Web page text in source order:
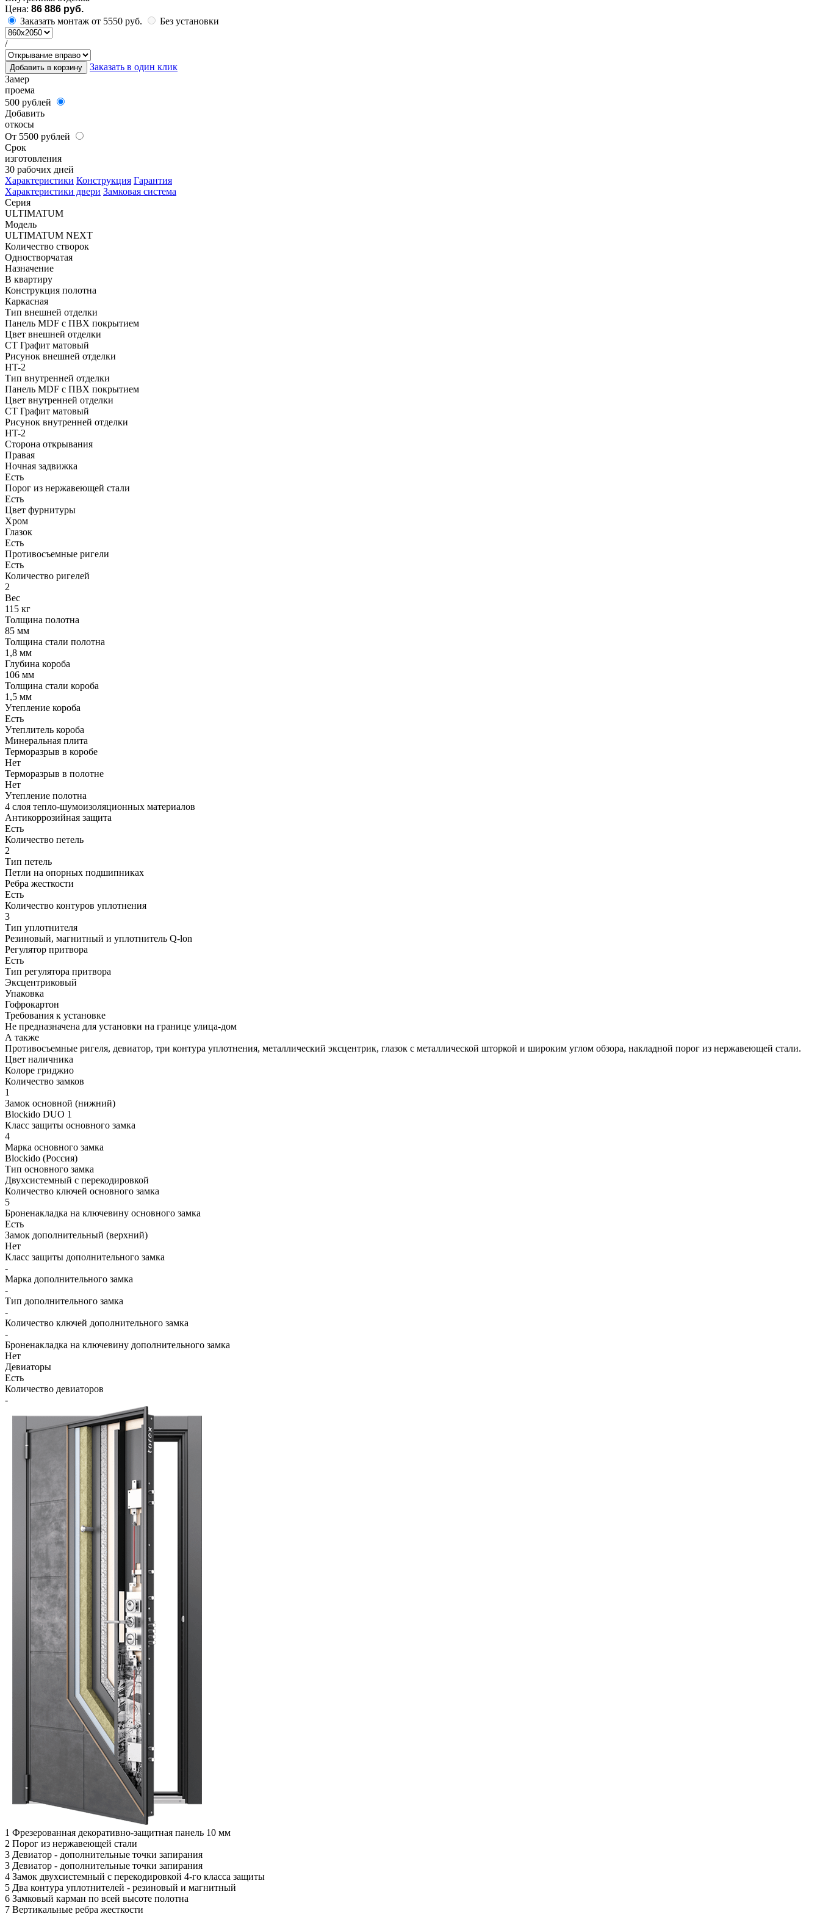
Цена: 86 886 руб.
Заказать монтаж от 5550 руб.
Без установки
/
Добавить в корзину
Заказать в один клик
Замер
проема
500 рублей
Добавить
откосы
От 5500 рублей
Срок
изготовления
30 рабочих дней
Характеристики Конструкция Гарантия
Характеристики двери Замковая система
Серия
ULTIMATUM
Модель
ULTIMATUM NEXT
Количество створок
Одностворчатая
Назначение
В квартиру
Конструкция полотна
Каркасная
Тип внешней отделки
Панель MDF с ПВХ покрытием
Цвет внешней отделки
СТ Графит матовый
Рисунок внешней отделки
HT-2
Тип внутренней отделки
Панель MDF с ПВХ покрытием
Цвет внутренней отделки
СТ Графит матовый
Рисунок внутренней отделки
HT-2
Сторона открывания
Правая
Ночная задвижка
Есть
Порог из нержавеющей стали
Есть
Цвет фурнитуры
Хром
Глазок
Есть
Противосъемные ригели
Есть
Количество ригелей
2
Вес
115 кг
Толщина полотна
85 мм
Толщина стали полотна
1,8 мм
Глубина короба
106 мм
Толщина стали короба
1,5 мм
Утепление короба
Есть
Утеплитель короба
Минеральная плита
Терморазрыв в коробе
Нет
Терморазрыв в полотне
Нет
Утепление полотна
4 слоя тепло-шумоизоляционных материалов
Антикоррозийная защита
Есть
Количество петель
2
Тип петель
Петли на опорных подшипниках
Ребра жесткости
Есть
Количество контуров уплотнения
3
Тип уплотнителя
Резиновый, магнитный и уплотнитель Q-lon
Регулятор притвора
Есть
Тип регулятора притвора
Эксцентриковый
Упаковка
Гофрокартон
Требования к установке
Не предназначена для установки на границе улица-дом
А также
Противосъемные ригеля, девиатор, три контура уплотнения, металлический эксцентрик, глазок с металлической шторкой и широким углом обзора, накладной порог из нержавеющей стали.
Цвет наличника
Колоре гриджио
Количество замков
1
Замок основной (нижний)
Blockido DUO 1
Класс защиты основного замка
4
Марка основного замка
Blockido (Россия)
Тип основного замка
Двухсистемный с перекодировкой
Количество ключей основного замка
5
Броненакладка на ключевину основного замка
Есть
Замок дополнительный (верхний)
Нет
Класс защиты дополнительного замка
-
Марка дополнительного замка
-
Тип дополнительного замка
-
Количество ключей дополнительного замка
-
Броненакладка на ключевину дополнительного замка
Нет
Девиаторы
Есть
Количество девиаторов
-
1 Фрезерованная декоративно-защитная панель 10 мм
2 Порог из нержавеющей стали
3 Девиатор - дополнительные точки запирания
3 Девиатор - дополнительные точки запирания
4 Замок двухсистемный с перекодировкой 4-го класса защиты
5 Два контура уплотнителей - резиновый и магнитный
6 Замковый карман по всей высоте полотна
7 Вертикальные ребра жесткости